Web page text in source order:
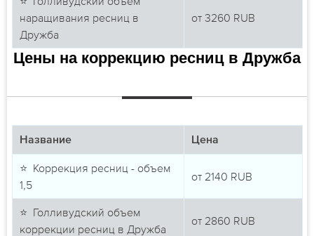
наращивания ресниц в
Дружба
от 3260 RUB
Цены на коррекцию ресниц в Дружба
Название Цена
⭐ Коррекция ресниц - объем
1,5
от 2140 RUB
⭐ Голливудский объем
коррекции ресниц в Дружба
от 2860 RUB